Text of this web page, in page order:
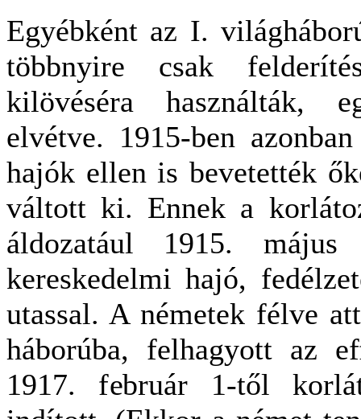
Egyébként az I.
többnyire csak
kilövéséra használták,
elvétve. 1915-ben
hajók ellen is bevetették
váltott ki. Ennek a
áldozatául 1915.
kereskedelmi hajó,
utassal. A németek félve
háborúba, felhagyott az
1917. február 1-től